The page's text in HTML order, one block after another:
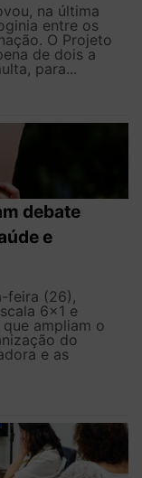
na última
entre os
O Projeto
de dois a
para...
debate
e
feira (26),
6×1 e
que ampliam o
do
e as